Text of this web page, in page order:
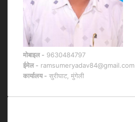
मोबाइल - 9630484797
ईमेल - ramsumeryadav84@gmail.com
कार्यालय - सुरीघाट, मुंगेली